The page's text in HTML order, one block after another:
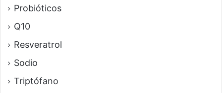
Probióticos
Q10
Resveratrol
Sodio
Triptófano